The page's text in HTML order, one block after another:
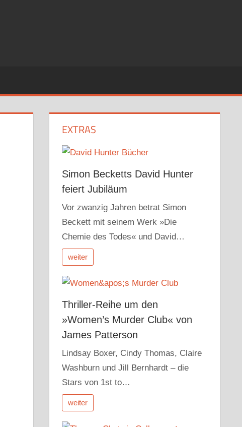
EXTRAS
Simon Becketts David Hunter
feiert Jubiläum
Vor zwanzig Jahren betrat Simon
Beckett mit seinem Werk »Die
Chemie des Todes« und David…
weiter
Thriller-Reihe um den
»Women’s Murder Club« von
James Patterson
Lindsay Boxer, Cindy Thomas, Claire
Washburn und Jill Bernhardt – die
Stars von 1st to…
weiter